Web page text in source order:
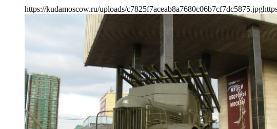
https://kudamoscow.ru/uploads/c7825f7aceab8a7680c06b7cf7dc5875.jpg